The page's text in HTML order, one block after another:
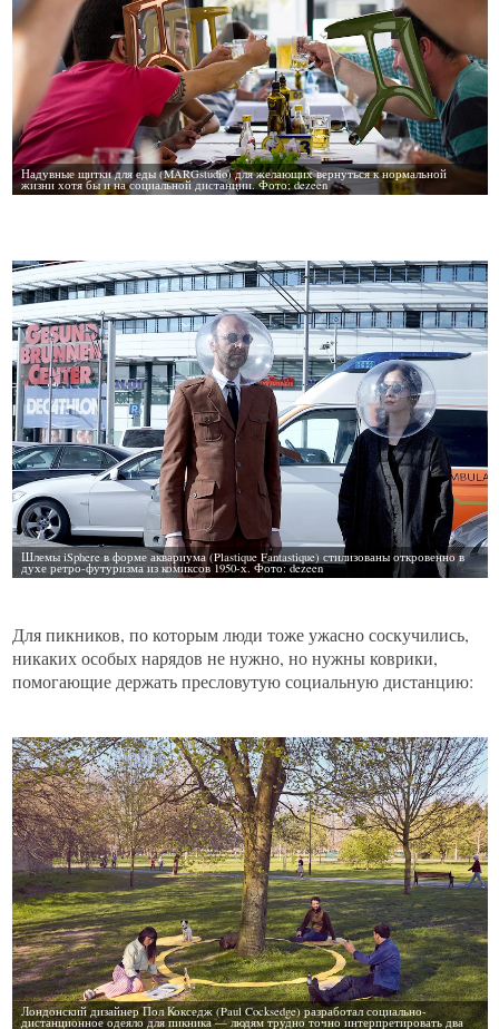
Для пикников, по которым люди тоже ужасно соскучились,
никаких особых нарядов не нужно, но нужны коврики,
помогающие держать пресловутую социальную дистанцию: